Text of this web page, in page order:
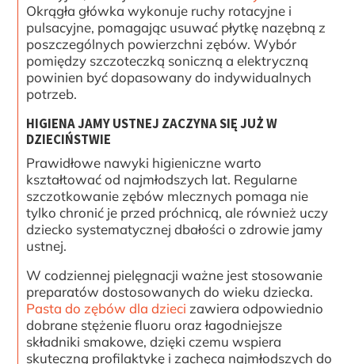
Okrągła główka wykonuje ruchy rotacyjne i
pulsacyjne, pomagając usuwać płytkę nazębną z
poszczególnych powierzchni zębów. Wybór
pomiędzy szczoteczką soniczną a elektryczną
powinien być dopasowany do indywidualnych
potrzeb.
HIGIENA JAMY USTNEJ ZACZYNA SIĘ JUŻ W
DZIECIŃSTWIE
Prawidłowe nawyki higieniczne warto
kształtować od najmłodszych lat. Regularne
szczotkowanie zębów mlecznych pomaga nie
tylko chronić je przed próchnicą, ale również uczy
dziecko systematycznej dbałości o zdrowie jamy
ustnej.
W codziennej pielęgnacji ważne jest stosowanie
preparatów dostosowanych do wieku dziecka.
Pasta do zębów dla dzieci zawiera odpowiednio
dobrane stężenie fluoru oraz łagodniejsze
składniki smakowe, dzięki czemu wspiera
skuteczną profilaktykę i zachęca najmłodszych do